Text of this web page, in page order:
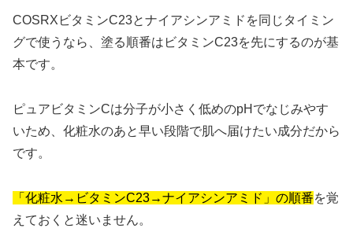
COSRXビタミンC23とナイアシンアミドを同じタイミン
グで使うなら、塗る順番はビタミンC23を先にするのが基
本です。
ピュアビタミンCは分子が小さく低めのpHでなじみやす
いため、化粧水のあと早い段階で肌へ届けたい成分だから
です。
「化粧水→ビタミンC23→ナイアシンアミド」の順番を覚
えておくと迷いません。